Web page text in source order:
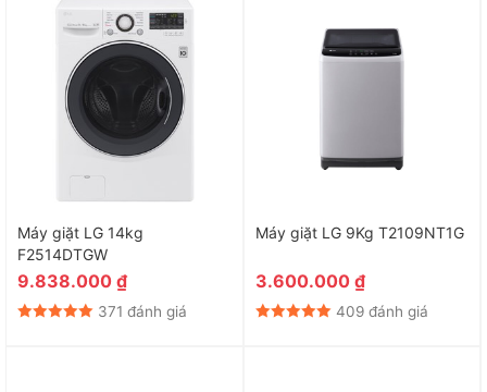
Máy giặt LG 14kg
F2514DTGW
9.838.000 ₫
371 đánh giá
Máy giặt LG 9Kg T2109NT1G
3.600.000 ₫
409 đánh giá